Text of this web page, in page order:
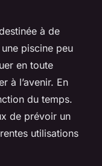
à de
piscine peu
en toute
à l’avenir. En
du temps.
de prévoir un
utilisations